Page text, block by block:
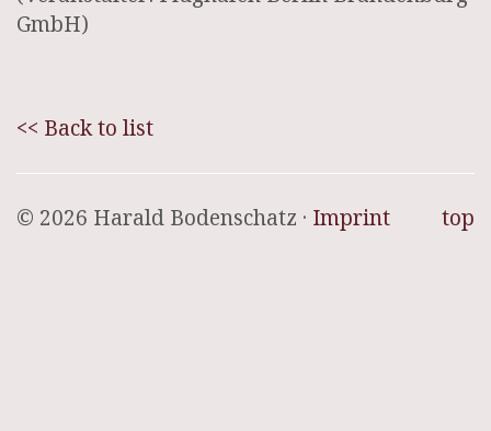
GmbH)
<< Back to list
top
© 2026 Harald Bodenschatz · Imprint